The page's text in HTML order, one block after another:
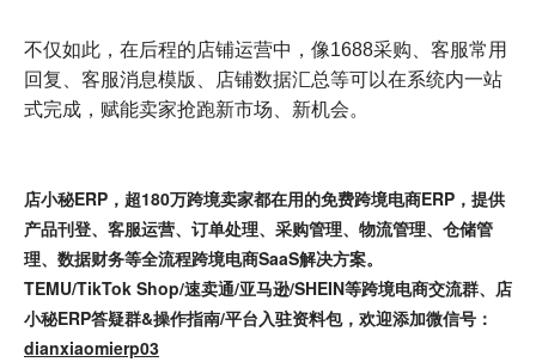
不仅如此，在后程的店铺运营中，像1688采购、客服常用
回复、客服消息模版、店铺数据汇总等可以在系统内一站
式完成，赋能卖家抢跑新市场、新机会。
店小秘ERP，超180万跨境卖家都在用的免费跨境电商ERP，提供
产品刊登、客服运营、订单处理、采购管理、物流管理、仓储管
理、数据财务等全流程跨境电商SaaS解决方案。
TEMU/TikTok Shop/速卖通/亚马逊/SHEIN等跨境电商交流群、店
小秘ERP答疑群&操作指南/平台入驻资料包，欢迎添加微信号：
dianxiaomierp03